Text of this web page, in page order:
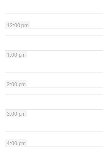
12:00 pm
1:00 pm
2:00 pm
3:00 pm
4:00 pm